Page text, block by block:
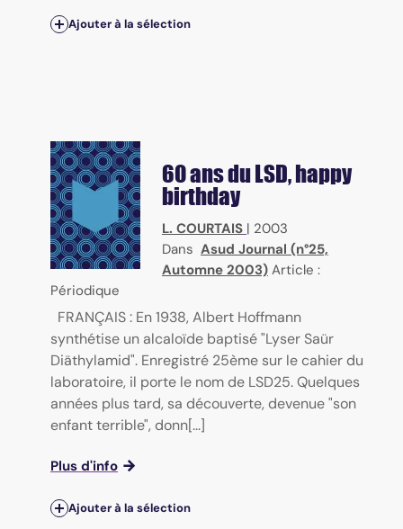
Ajouter à la sélection
60 ans du LSD, happy
birthday
L. COURTAIS | 2003
Dans Asud Journal (n°25,
Automne 2003) Article :
Périodique
FRANÇAIS : En 1938, Albert Hoffmann
synthétise un alcaloïde baptisé "Lyser Saür
Diäthylamid". Enregistré 25ème sur le cahier du
laboratoire, il porte le nom de LSD25. Quelques
années plus tard, sa découverte, devenue "son
enfant terrible", donn[...]
Plus d'info
Ajouter à la sélection